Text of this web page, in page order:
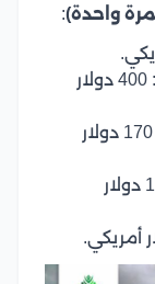
واحدة):
رسوم معادلة شهادة الماجستير: 400 دولار
رسوم خدمة التنسيق للوافدين: 170 دولار
رسوم اشتراك نادى الوافدين: 150 دولار